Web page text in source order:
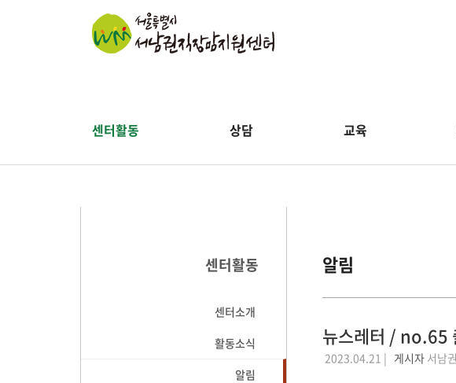
센터활동 상담 교육
센터활동
센터소개
활동소식
알림
알림
뉴스레터 / no.65
2023.04.21 | 게시자서남